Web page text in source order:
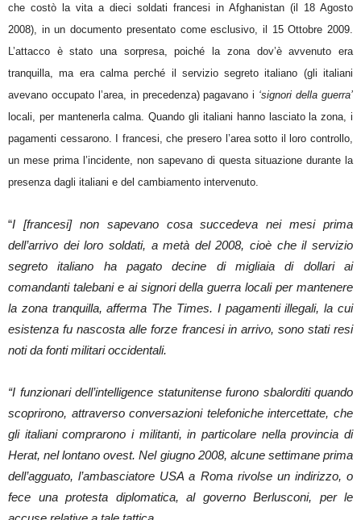
che costò la vita a dieci soldati francesi in Afghanistan (il 18 Agosto
2008), in un documento presentato come esclusivo, il 15 Ottobre 2009.
L’attacco è stato una sorpresa, poiché la zona dov’è avvenuto era
tranquilla, ma era calma perché il servizio segreto italiano (gli italiani
avevano occupato l’area, in precedenza) pagavano i ‘signori della guerra’
locali, per mantenerla calma. Quando gli italiani hanno lasciato la zona, i
pagamenti cessarono. I francesi, che presero l’area sotto il loro controllo,
un mese prima l’incidente, non sapevano di questa situazione durante la
presenza dagli italiani e del cambiamento intervenuto.
“I [francesi] non sapevano cosa succedeva nei mesi prima
dell’arrivo dei loro soldati, a metà del 2008, cioè che il servizio
segreto italiano ha pagato decine di migliaia di dollari ai
comandanti talebani e ai signori della guerra locali per mantenere
la zona tranquilla, afferma The Times. I pagamenti illegali, la cui
esistenza fu nascosta alle forze francesi in arrivo, sono stati resi
noti da fonti militari occidentali.
“I funzionari dell’intelligence statunitense furono sbalorditi quando
scoprirono, attraverso conversazioni telefoniche intercettate, che
gli italiani comprarono i militanti, in particolare nella provincia di
Herat, nel lontano ovest. Nel giugno 2008, alcune settimane prima
dell’agguato, l’ambasciatore USA a Roma rivolse un indirizzo, o
fece una protesta diplomatica, al governo Berlusconi, per le